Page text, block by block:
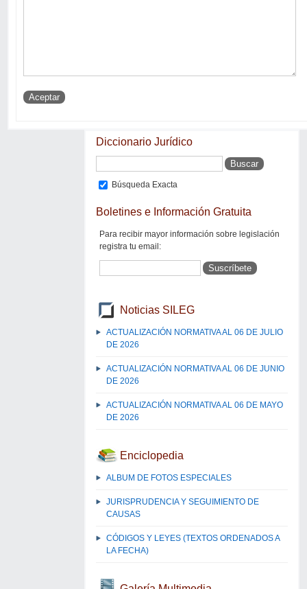
Diccionario Jurídico
Búsqueda Exacta
Boletines e Información Gratuita
Para recibir mayor información sobre legislación
registra tu email:
Noticias SILEG
ACTUALIZACIÓN NORMATIVA AL 06 DE JULIO
DE 2026
ACTUALIZACIÓN NORMATIVA AL 06 DE JUNIO
DE 2026
ACTUALIZACIÓN NORMATIVA AL 06 DE MAYO
DE 2026
Enciclopedia
ALBUM DE FOTOS ESPECIALES
JURISPRUDENCIA Y SEGUIMIENTO DE
CAUSAS
CÓDIGOS Y LEYES (TEXTOS ORDENADOS A
LA FECHA)